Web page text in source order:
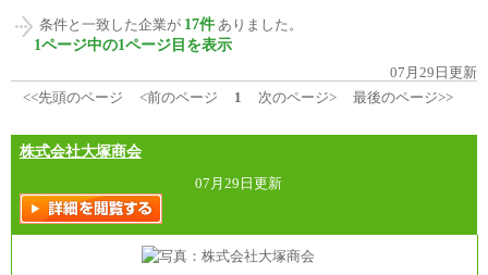
条件と一致した企業が 17件 ありました。
1ページ中の1ページ目を表示
07月29日更新
<<先頭のページ
<前のページ 1 次のページ> 最後のページ>>
株式会社大塚商会
07月29日更新